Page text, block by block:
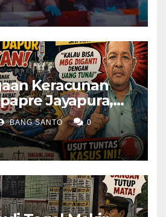
Keracunan
Jayapura,
Minta
Dapur
Evaluasi
BANG SANTO 0